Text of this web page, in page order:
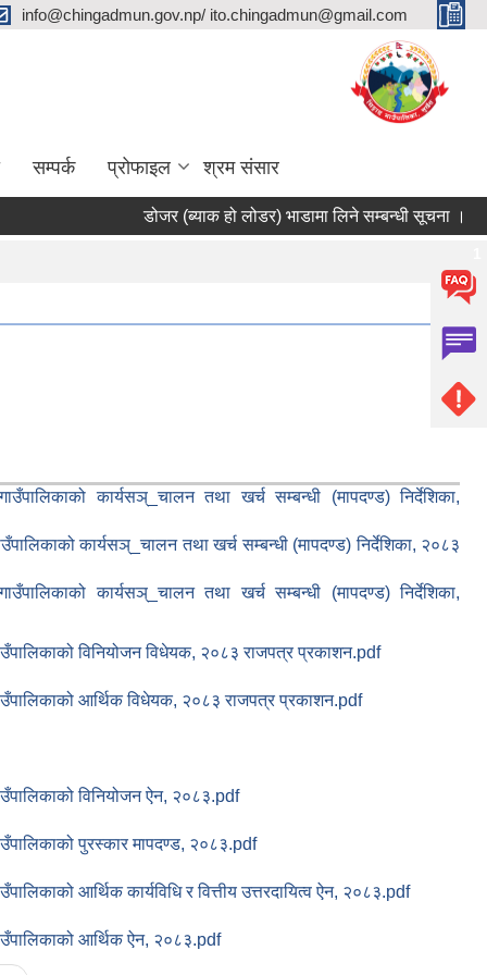
info@chingadmun.gov.np/ ito.chingadmun@gmail.com
सम्पर्क प्रोफाइल श्रम संसार
डोजर (ब्याक हो लोडर) भाडामा लिने सम्बन्धी सूचना ।
कार्यसञ्_चालन तथा खर्च सम्बन्धी (मापदण्ड) निर्देशिका,
कार्यसञ्_चालन तथा खर्च सम्बन्धी (मापदण्ड) निर्देशिका, २०८३
कार्यसञ्_चालन तथा खर्च सम्बन्धी (मापदण्ड) निर्देशिका,
विनियोजन विधेयक, २०८३ राजपत्र प्रकाशन.pdf
आर्थिक विधेयक, २०८३ राजपत्र प्रकाशन.pdf
विनियोजन ऐन, २०८३.pdf
पुरस्कार मापदण्ड, २०८३.pdf
आर्थिक कार्यविधि र वित्तीय उत्तरदायित्व ऐन, २०८३.pdf
आर्थिक ऐन, २०८३.pdf